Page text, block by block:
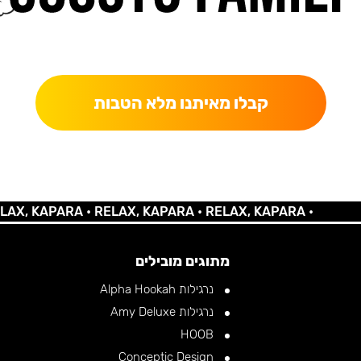
קבלו מאיתנו מלא הטבות
•RELAX, KAPARA •RELAX, KAPARA •
מתוגים מובילים
נרגילות Alpha Hookah
נרגילות Amy Deluxe